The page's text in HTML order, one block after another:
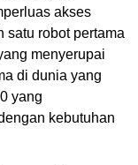
akses
satu robot pertama
menyerupai
di dunia yang
yang
kebutuhan